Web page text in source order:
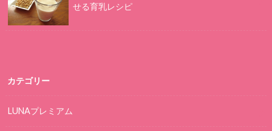
せる育乳レシピ
カテゴリー
LUNAプレミアム